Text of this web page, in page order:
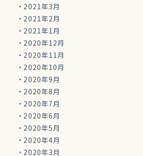
2021年3月
2021年2月
2021年1月
2020年12月
2020年11月
2020年10月
2020年9月
2020年8月
2020年7月
2020年6月
2020年5月
2020年4月
2020年3月